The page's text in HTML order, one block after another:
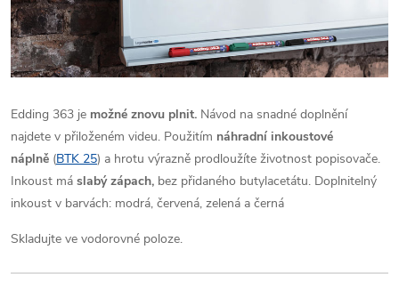
Edding 363 je možné znovu plnit. Návod na snadné doplnění
najdete v přiloženém videu. Použitím náhradní inkoustové
náplně (BTK 25) a hrotu výrazně prodloužíte životnost popisovače.
Inkoust má slabý zápach, bez přidaného butylacetátu. Doplnitelný
inkoust v barvách: modrá, červená, zelená a černá
Skladujte ve vodorovné poloze.